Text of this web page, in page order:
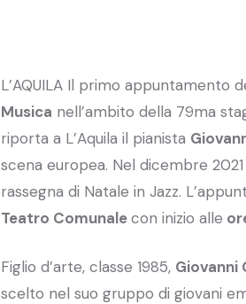
L’AQUILA Il primo appuntamento
Musica nell’ambito della 79ma
riporta a L’Aquila il pianista
scena europea. Nel dicembre
rassegna di Natale in Jazz.
Teatro Comunalecon inizio alle
Figlio d’arte, classe 1985, Giovanni
scelto nel suo gruppo di giovani